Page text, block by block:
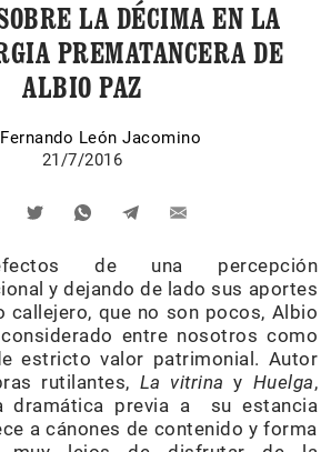
LA DÉCIMA EN LA
PREMATANCERA DE
ALBIO PAZ
Fernando León Jacomino
21/7/2016
de una percepción
y dejando de lado sus aportes
callejero, que no son pocos, Albio
entre nosotros como
estricto valor patrimonial. Autor
rutilantes, La vitrina y Huelga,
dramática previa a su estancia
a cánones de contenido y forma